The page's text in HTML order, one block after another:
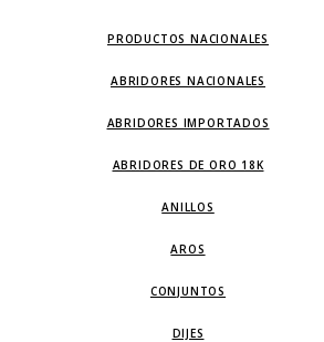
PRODUCTOS NACIONALES
ABRIDORES NACIONALES
ABRIDORES IMPORTADOS
ABRIDORES DE ORO 18K
ANILLOS
AROS
CONJUNTOS
DIJES